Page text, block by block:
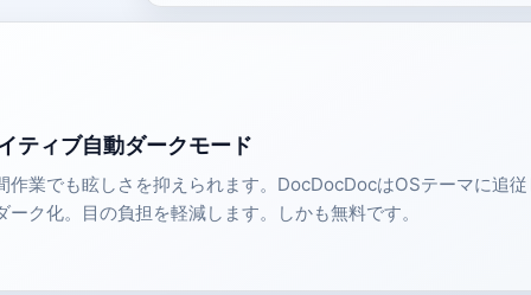
ティブ自動ダークモード
作業でも眩しさを抑えられます。DocDocDocはOSテーマに追
ーク化。目の負担を軽減します。しかも無料です。